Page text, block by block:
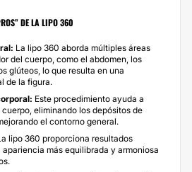
DE LA LIPO 360
La lipo 360 aborda múltiples áreas
del cuerpo, como el abdomen, los
glúteos, lo que resulta en una
de la figura.
Este procedimiento ayuda a
eliminando los depósitos de
el contorno general.
lipo 360 proporciona resultados
más equilibrada y armoniosa